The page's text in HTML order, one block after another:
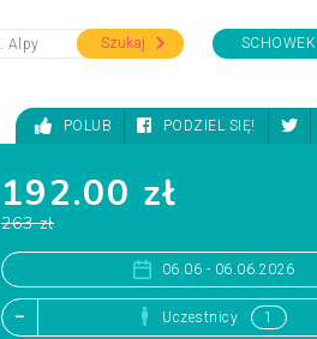
Szukaj SCHOWEK
POLUB PODZIEL SIĘ!
192.00 zł
263 zł
06.06 - 06.06.2026
Uczestnicy